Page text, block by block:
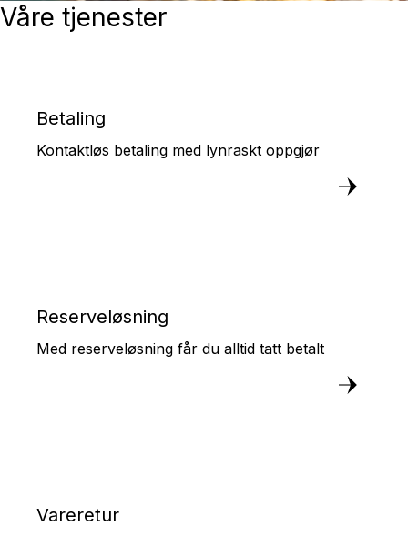
Våre tjenester
Betaling
Kontaktløs betaling med lynraskt oppgjør
Reserveløsning
Med reserveløsning får du alltid tatt betalt
Vareretur